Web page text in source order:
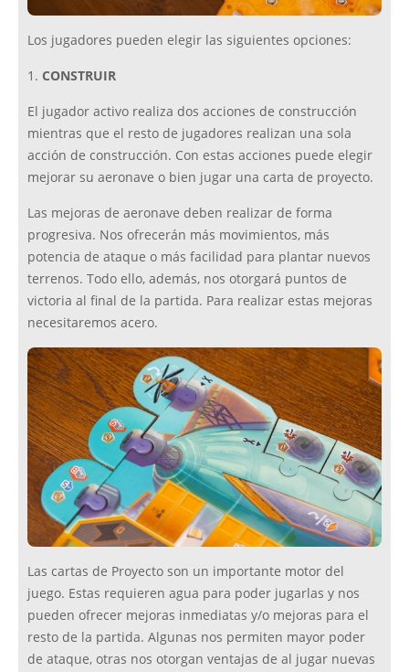
Los jugadores pueden elegir las siguientes opciones:
1. CONSTRUIR
El jugador activo realiza dos acciones de construcción
mientras que el resto de jugadores realizan una sola
acción de construcción. Con estas acciones puede elegir
mejorar su aeronave o bien jugar una carta de proyecto.
Las mejoras de aeronave deben realizar de forma
progresiva. Nos ofrecerán más movimientos, más
potencia de ataque o más facilidad para plantar nuevos
terrenos. Todo ello, además, nos otorgará puntos de
victoria al final de la partida. Para realizar estas mejoras
necesitaremos acero.
Las cartas de Proyecto son un importante motor del
juego. Estas requieren agua para poder jugarlas y nos
pueden ofrecer mejoras inmediatas y/o mejoras para el
resto de la partida. Algunas nos permiten mayor poder
de ataque, otras nos otorgan ventajas de al jugar nuevas